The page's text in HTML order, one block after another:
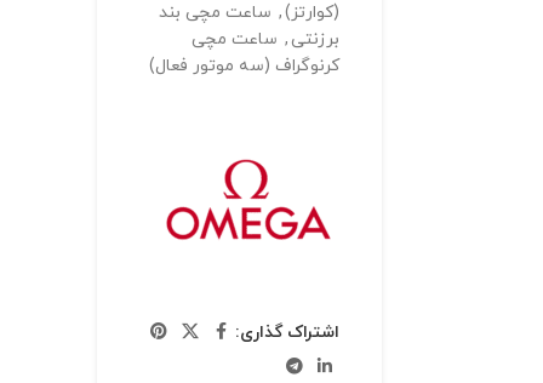
(کوارتز), ساعت مچی بند
برزنتی , ساعت مچی
کرنوگراف (سه موتور فعال)
اشتراک گذاری: